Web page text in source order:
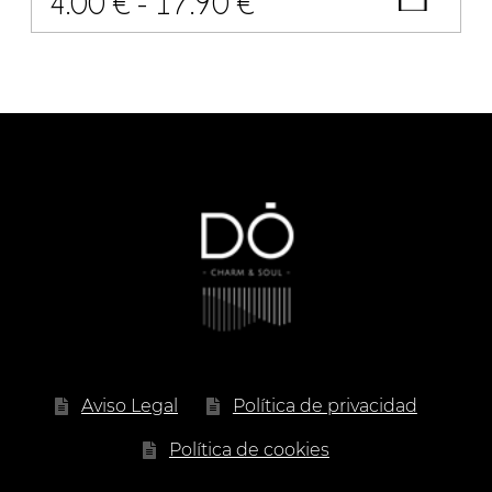
precios:
4.00 €
hasta
17.90 €
Aviso Legal Política de privacidad
Política de cookies